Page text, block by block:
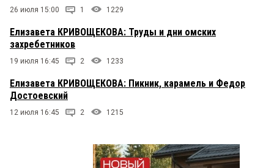
26 июля 15:00 1 1229
Елизавета КРИВОЩЕКОВА: Труды и дни омских
захребетников
19 июля 16:45 2 1233
Елизавета КРИВОЩЕКОВА: Пикник, карамель и Федор
Достоевский
12 июля 16:45 2 1215